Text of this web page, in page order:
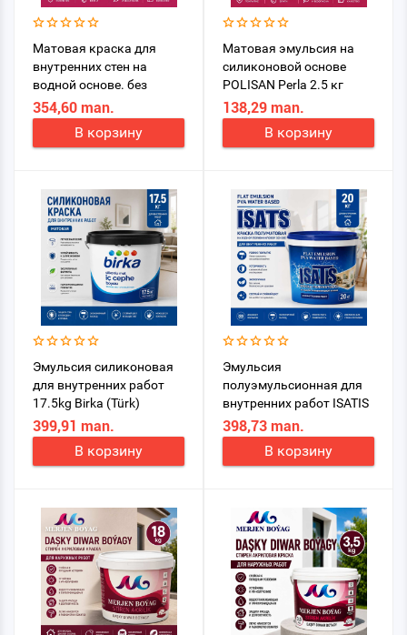
Матовая краска для
внутренних стен на
водной основе. без
запаха. Наносить нужно
не менее двух раз с
ожиданием 2-3 часа в
Покрытие: 11-13
квадратных
метров,Время
высыхания: 1-3 часа при
20°C, Вес: 7.5 л
354,60 man.
В корзину
Матовая эмульсия на
силиконовой основе
POLISAN Perla 2.5 кг
138,29 man.
В корзину
Эмульсия силиконовая
для внутренних работ
17.5kg Birka (Türk)
399,91 man.
В корзину
Эмульсия
полуэмульсионная для
внутренних работ ISATIS
20 кг
398,73 man.
В корзину